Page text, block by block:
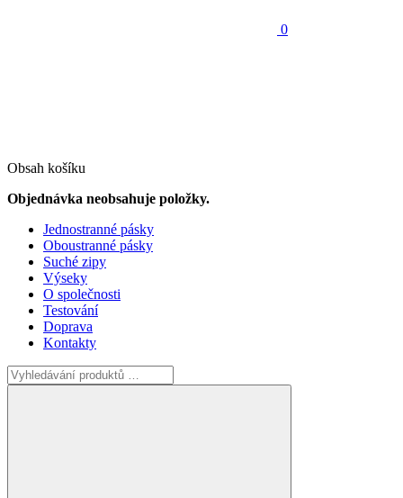
0
Obsah košíku
Objednávka neobsahuje položky.
Jednostranné pásky
Oboustranné pásky
Suché zipy
Výseky
O společnosti
Testování
Doprava
Kontakty